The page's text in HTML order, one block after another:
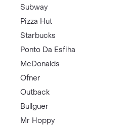
Subway
Pizza Hut
Starbucks
Ponto Da Esfiha
McDonalds
Ofner
Outback
Bullguer
Mr Hoppy